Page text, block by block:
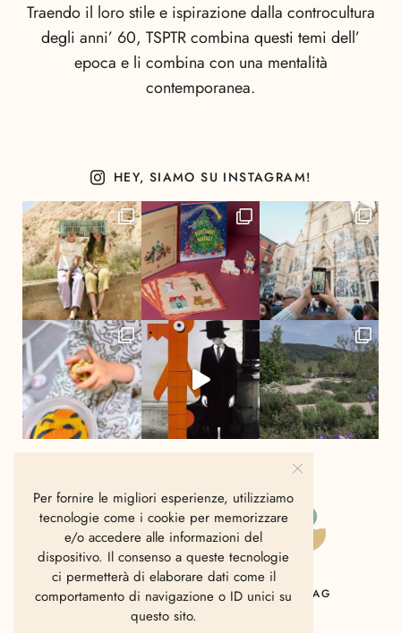
Traendo il loro stile e ispirazione dalla controcultura
degli anni’ 60, TSPTR combina questi temi dell’
epoca e li combina con una mentalità
contemporanea.
HEY, SIAMO SU INSTAGRAM!
HOME CHI SIAMO CONTATTI MAG
Per fornire le migliori esperienze, utilizziamo
tecnologie come i cookie per memorizzare
e/o accedere alle informazioni del
dispositivo. Il consenso a queste tecnologie
ci permetterà di elaborare dati come il
comportamento di navigazione o ID unici su
questo sito.